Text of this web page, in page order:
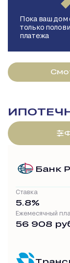
Пока ваш дом
только
платежа
Банк
Ставка
5.8%
Ежемесячный
56 908